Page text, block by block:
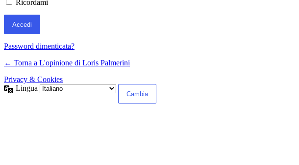
Ricordami
Password dimenticata?
← Torna a L'opinione di Loris Palmerini
Privacy & Cookies
Lingua